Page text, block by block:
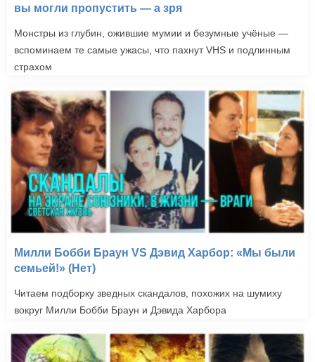
вы могли пропустить — а зря
Монстры из глубин, ожившие мумии и безумные учёные —
вспоминаем те самые ужасы, что пахнут VHS и подлинным
страхом
Милли Бобби Браун VS Дэвид Харбор: «Мы были
семьей!» (Нет)
Читаем подборку зведных скандалов, похожих на шумиху
вокруг Милли Бобби Браун и Дэвида Харбора